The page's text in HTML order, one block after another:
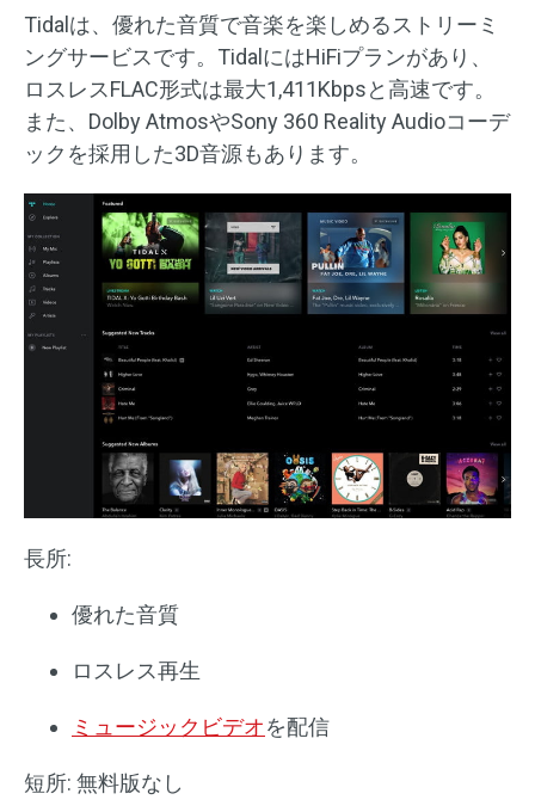
Tidalは、優れた音質で音楽を楽しめるストリーミ
ングサービスです。TidalにはHiFiプランがあり、
ロスレスFLAC形式は最大1,411Kbpsと高速です。
また、Dolby AtmosやSony 360 Reality Audioコーデ
ックを採用した3D音源もあります。
長所:
優れた音質
ロスレス再生
ミュージックビデオを配信
短所: 無料版なし